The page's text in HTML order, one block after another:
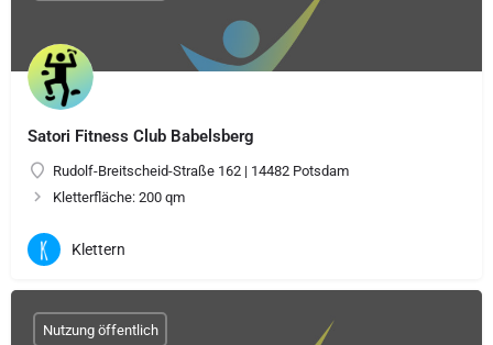
Satori Fitness Club Babelsberg
Rudolf-Breitscheid-Straße 162 | 14482 Potsdam
Kletterfläche: 200 qm
Klettern
Nutzung öffentlich